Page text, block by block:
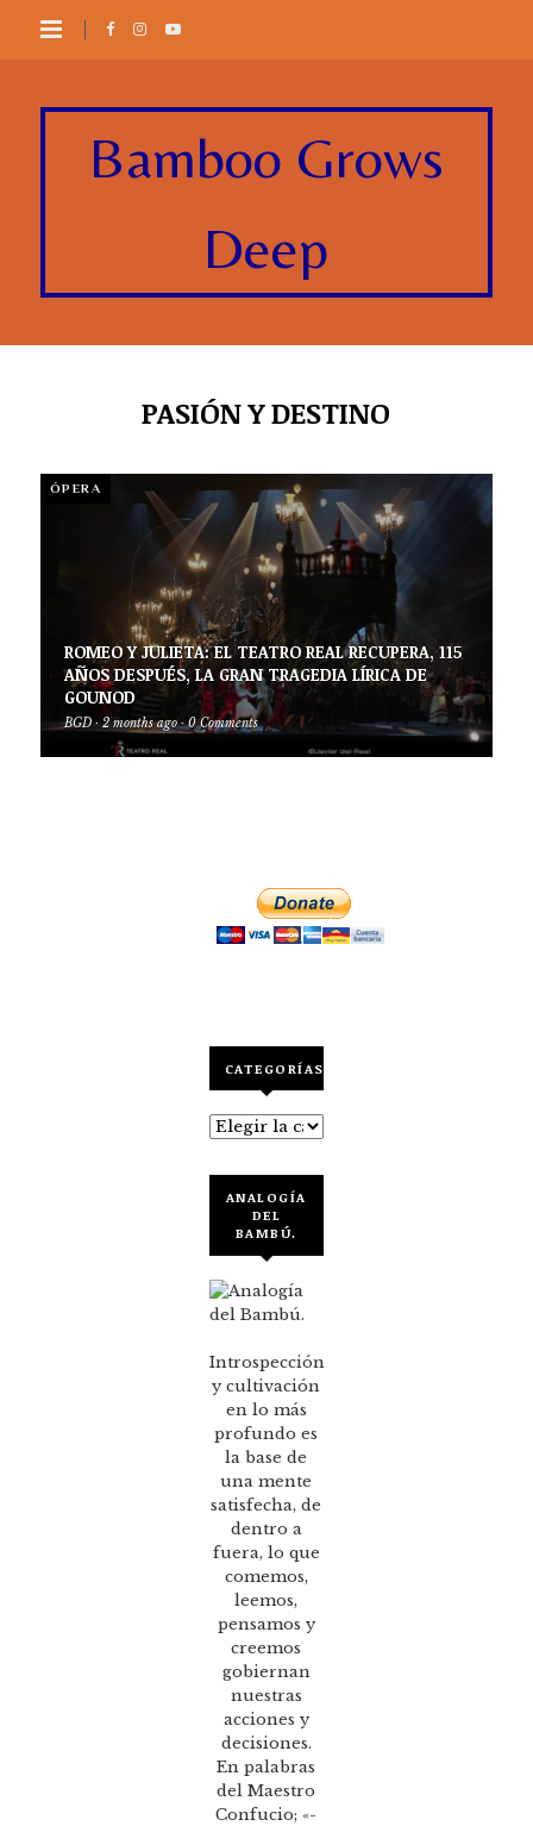
Bamboo Grows
Deep
PASIÓN Y DESTINO
ÓPERA
ROMEO Y JULIETA: EL TEATRO REAL RECUPERA, 115
AÑOS DESPUÉS, LA GRAN TRAGEDIA LÍRICA DE
GOUNOD
BGD · 2 months ago · 0 Comments
CATEGORÍAS
Categorías
ANALOGÍA
DEL
BAMBÚ.
Introspección
y cultivación
en lo más
profundo es
la base de
una mente
satisfecha, de
dentro a
fuera, lo que
comemos,
leemos,
pensamos y
creemos
gobiernan
nuestras
acciones y
decisiones.
En palabras
del Maestro
Confucio; «-